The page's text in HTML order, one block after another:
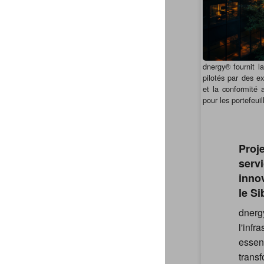
dnergy® fournit
pilotés par des
et la conformité
pour les
le